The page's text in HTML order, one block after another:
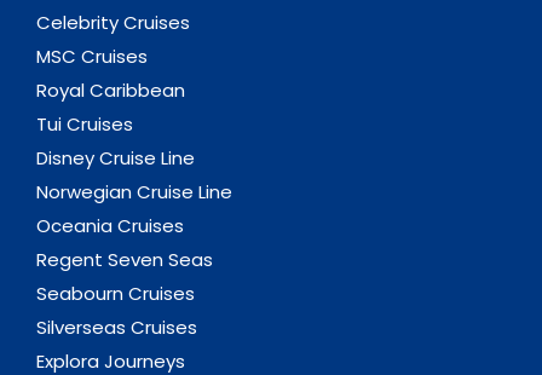
Celebrity Cruises
MSC Cruises
Royal Caribbean
Tui Cruises
Disney Cruise Line
Norwegian Cruise Line
Oceania Cruises
Regent Seven Seas
Seabourn Cruises
Silverseas Cruises
Explora Journeys